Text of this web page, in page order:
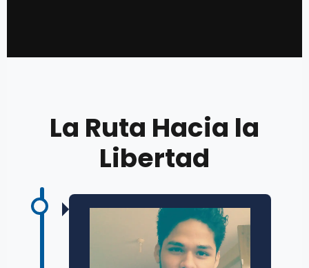
La Ruta Hacia la
Libertad